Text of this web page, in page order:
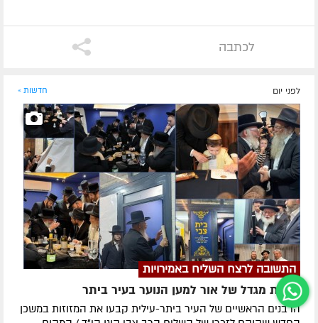
לכתבה
לפני יום חדשות »
התשובה לרצח השליח באמירויות
חנוכת מגדל של אור למען הנוער בעיר ביתר
הרבנים הראשיים של העיר ביתר-עילית קבעו את המזוזות במשכן